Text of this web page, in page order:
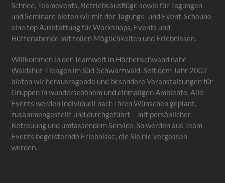
Schnee, Teamevents, Betriebsausflüge sowie für Tagungen
und Seminare bieten wir mit der Tagungs- und Event-Scheune
eine top Ausstattung für Workshops, Events und
Hüttenabende mit tollen Möglichkeiten und Erlebnissen.
Willkommen in der Teamwelt in Höchenschwand nahe
Waldshut-Tiengen im Süd-Schwarzwald. Seit dem Jahr 2002
bieten wir herausragende und besondere Veranstaltungen für
Gruppen in wunderschönem und einmaligen Ambiente. Alle
Events werden individuell nach Ihren Wünschen geplant,
zusammengestellt und durchgeführt – mit persönlicher
Betreuung und umfassendem Service. So werden aus Team-
Events begeisternde Erlebnisse, die Sie nie vergessen
werden.